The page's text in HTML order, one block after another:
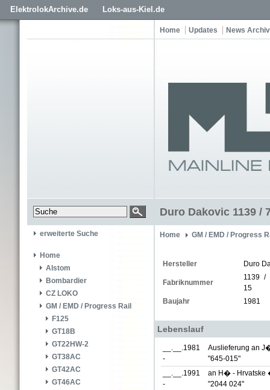
ElektrolokArchive.de Loks-aus-Kiel.de
Home Updates News Archiv
Duro Dakovic 1139 /
erweiterte Suche
Home
Alstom
Bombardier
CZ LOKO
GM / EMD / Progress Rail
F125
GT18B
GT22HW-2
GT38AC
GT42AC
GT46AC
Home GM / EMD / Progress
Hersteller Duro
Fabriknummer
1139 /
15
Baujahr
1981
Lebenslauf
__.__.1981
-
Auslieferung an
"645-015"
__.__.1991
-
an H� - Hrvatske
"2044 024"